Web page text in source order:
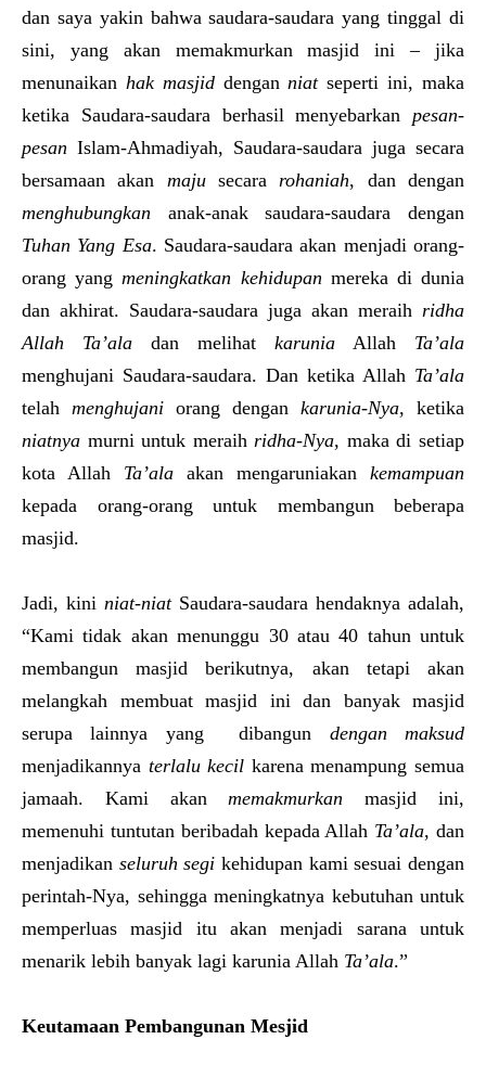
dan saya yakin bahwa saudara-saudara yang tinggal di
sini, yang akan memakmurkan masjid ini – jika
menunaikan hak masjiddengan niatseperti ini, maka
ketika Saudara-saudara berhasil menyebarkan pesan-
pesan Islam-Ahmadiyah, Saudara-saudara juga secara
bersamaan akan majusecara rohaniah, dan dengan
menghubungkan anak-anak saudara-saudara dengan
Tuhan Yang Esa. Saudara-saudara akan menjadi orang-
orang yang meningkatkan kehidupan mereka di dunia
dan akhirat. Saudara-saudara juga akan meraih ridha
Allah
Ta’ala dan melihat karunia Allah Ta’ala
menghujani Saudara-saudara. Dan ketika Allah Ta’ala
telah menghujani orang dengan karunia-Nya, ketika
niatnya murni untuk meraih ridha-Nya, maka di setiap
kota Allah Ta’ala akan mengaruniakan kemampuan
kepada orang-orang untuk membangun beberapa
masjid.
Jadi, kini niat-niatSaudara-saudara hendaknya adalah,
“Kami tidak akan menunggu 30 atau 40 tahun untuk
membangun masjid berikutnya, akan tetapi akan
melangkah membuat masjid ini dan banyak masjid
serupa lainnya yang dibangun dengan maksud
menjadikannya terlalu kecil karena menampung semua
jamaah. Kami akan memakmurkan masjid ini,
memenuhi tuntutan beribadah kepada Allah Ta’ala, dan
menjadikan seluruh segi kehidupan kami sesuai dengan
perintah-Nya, sehingga meningkatnya kebutuhan untuk
memperluas masjid itu akan menjadi sarana untuk
menarik lebih banyak lagi karunia Allah Ta’ala.”
Keutamaan Pembangunan Mesjid